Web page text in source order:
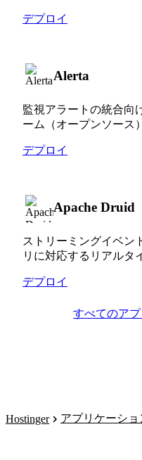
デプロイ
Alerta
監視アラートの統合向
ーム（オープンソース）
デプロイ
Apache Druid
ストリーミングイベン
リに対応するリアルタ
デプロイ
すべてのア
Hostinger アプリケーショ